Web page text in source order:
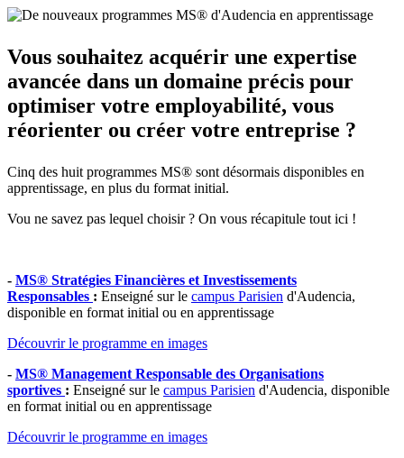
Vous souhaitez acquérir une expertise
avancée dans un domaine précis pour
optimiser votre employabilité, vous
réorienter ou créer votre entreprise ?
Cinq des huit programmes MS® sont désormais disponibles en
apprentissage, en plus du format initial.
Vou ne savez pas lequel choisir ? On vous récapitule tout ici !
- MS® Stratégies Financières et Investissements
Responsables : Enseigné sur le campus Parisien d'Audencia,
disponible en format initial ou en apprentissage
Découvrir le programme en images
- MS® Management Responsable des Organisations
sportives : Enseigné sur le campus Parisien d'Audencia, disponible
en format initial ou en apprentissage
Découvrir le programme en images